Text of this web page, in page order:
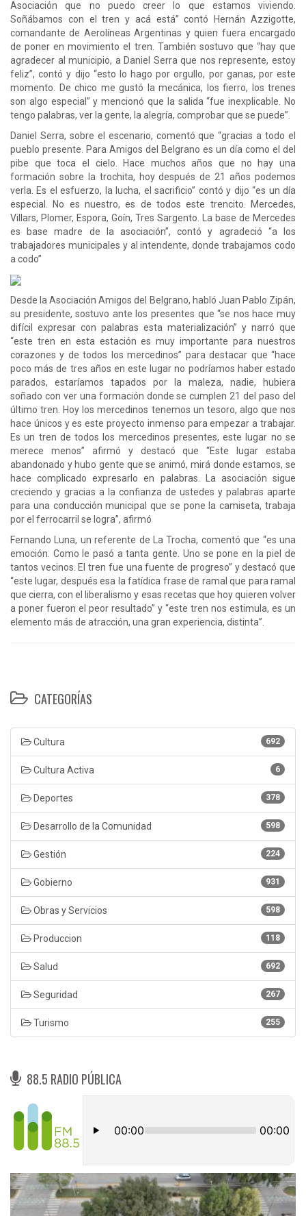
Asociación que no puedo creer lo que estamos viviendo.
Soñábamos con el tren y acá está” contó Hernán Azzigotte,
comandante de Aerolíneas Argentinas y quien fuera encargado
de poner en movimiento el tren. También sostuvo que “hay que
agradecer al municipio, a Daniel Serra que nos represente, estoy
feliz”, contó y dijo “esto lo hago por orgullo, por ganas, por este
momento. De chico me gustó la mecánica, los fierro, los trenes
son algo especial” y mencionó que la salida “fue inexplicable. No
tengo palabras, ver la gente, la alegría, comprobar que se puede”.
Daniel Serra, sobre el escenario, comentó que “gracias a todo el
pueblo presente. Para Amigos del Belgrano es un día como el del
pibe que toca el cielo. Hace muchos años que no hay una
formación sobre la trochita, hoy después de 21 años podemos
verla. Es el esfuerzo, la lucha, el sacrificio” contó y dijo “es un día
especial. No es nuestro, es de todos este trencito. Mercedes,
Villars, Plomer, Espora, Goín, Tres Sargento. La base de Mercedes
es base madre de la asociación”, contó y agradeció “a los
trabajadores municipales y al intendente, donde trabajamos codo
a codo”
Desde la Asociación Amigos del Belgrano, habló Juan Pablo Zipán,
su presidente, sostuvo ante los presentes que “se nos hace muy
difícil expresar con palabras esta materialización” y narró que
“este tren en esta estación es muy importante para nuestros
corazones y de todos los mercedinos” para destacar que “hace
poco más de tres años en este lugar no podríamos haber estado
parados, estaríamos tapados por la maleza, nadie, hubiera
soñado con ver una formación donde se cumplen 21 del paso del
último tren. Hoy los mercedinos tenemos un tesoro, algo que nos
hace únicos y es este proyecto inmenso para empezar a trabajar.
Es un tren de todos los mercedinos presentes, este lugar no se
merece menos” afirmó y destacó que “Este lugar estaba
abandonado y hubo gente que se animó, mirá donde estamos, se
hace complicado expresarlo en palabras. La asociación sigue
creciendo y gracias a la confianza de ustedes y palabras aparte
para una conducción municipal que se pone la camiseta, trabaja
por el ferrocarril se logra”, afirmó
Fernando Luna, un referente de La Trocha, comentó que “es una
emoción. Como le pasó a tanta gente. Uno se pone en la piel de
tantos vecinos. El tren fue una fuente de progreso” y destacó que
“este lugar, después esa la fatídica frase de ramal que para ramal
que cierra, con el liberalismo y esas recetas que hoy quieren volver
a poner fueron el peor resultado” y “este tren nos estimula, es un
elemento más de atracción, una gran experiencia, distinta”.
CATEGORÍAS
692
Cultura
6
Cultura Activa
378
Deportes
598
Desarrollo de la Comunidad
224
Gestión
931
Gobierno
598
Obras y Servicios
118
Produccion
692
Salud
267
Seguridad
255
Turismo
88.5 RADIO PÚBLICA